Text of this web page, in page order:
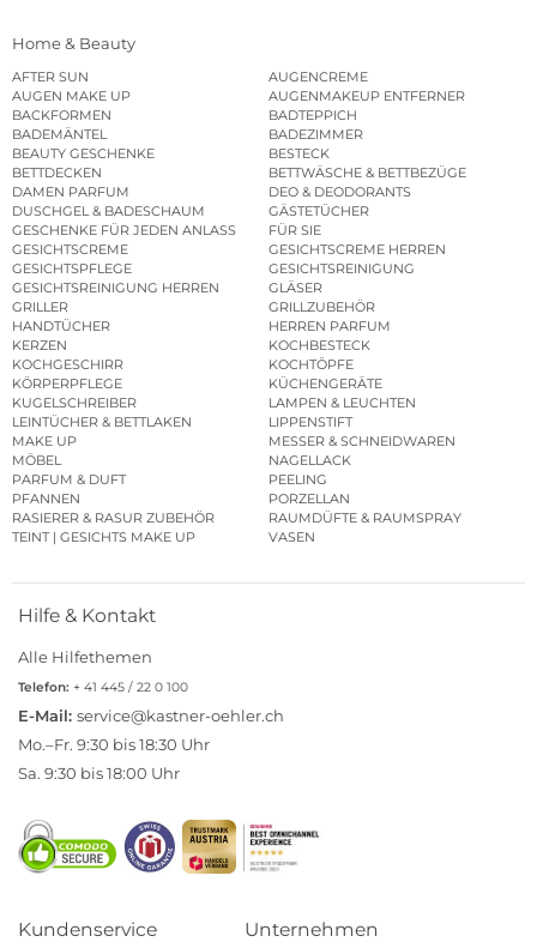
Home & Beauty
AFTER SUN
AUGENCREME
AUGEN MAKE UP
AUGENMAKEUP ENTFERNER
BACKFORMEN
BADTEPPICH
BADEMÄNTEL
BADEZIMMER
BEAUTY GESCHENKE
BESTECK
BETTDECKEN
BETTWÄSCHE & BETTBEZÜGE
DAMEN PARFUM
DEO & DEODORANTS
DUSCHGEL & BADESCHAUM
GÄSTETÜCHER
GESCHENKE FÜR JEDEN ANLASS
FÜR SIE
GESICHTSCREME
GESICHTSCREME HERREN
GESICHTSPFLEGE
GESICHTSREINIGUNG
GESICHTSREINIGUNG HERREN
GLÄSER
GRILLER
GRILLZUBEHÖR
HANDTÜCHER
HERREN PARFUM
KERZEN
KOCHBESTECK
KOCHGESCHIRR
KOCHTÖPFE
KÖRPERPFLEGE
KÜCHENGERÄTE
KUGELSCHREIBER
LAMPEN & LEUCHTEN
LEINTÜCHER & BETTLAKEN
LIPPENSTIFT
MAKE UP
MESSER & SCHNEIDWAREN
MÖBEL
NAGELLACK
PARFUM & DUFT
PEELING
PFANNEN
PORZELLAN
RASIERER & RASUR ZUBEHÖR
RAUMDÜFTE & RAUMSPRAY
TEINT | GESICHTS MAKE UP
VASEN
Hilfe & Kontakt
Alle Hilfethemen
Telefon: + 41 445 / 22 0 100
E-Mail: service@kastner-oehler.ch
Mo.–Fr. 9:30 bis 18:30 Uhr
Sa. 9:30 bis 18:00 Uhr
Kundenservice Unternehmen